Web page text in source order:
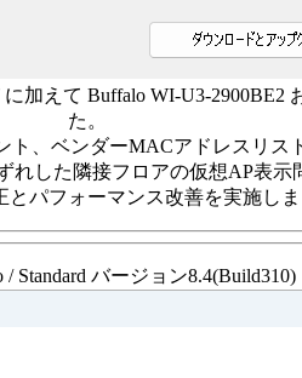
加えて Buffalo WI-U3-2900BE2
た。
ト、ベンダーMACアドレスリス
した隣接フロアの仮想AP表示
とパフォーマンス改善を実施しま
/ Standard バージョン8.4(Build310)